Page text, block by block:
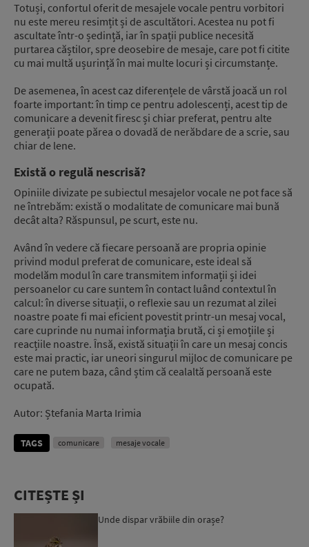
Totuși, confortul oferit de mesajele vocale pentru vorbitori
nu este mereu resimțit și de ascultători. Acestea nu pot fi
ascultate într-o ședință, iar în spații publice necesită
purtarea căștilor, spre deosebire de mesaje, care pot fi citite
cu mai multă ușurință în mai multe locuri și circumstanțe.
De asemenea, în acest caz diferențele de vârstă joacă un rol
foarte important: în timp ce pentru adolescenți, acest tip de
comunicare a devenit firesc și chiar preferat, pentru alte
generații poate părea o dovadă de nerăbdare de a scrie, sau
chiar de lene.
Există o regulă nescrisă?
Opiniile divizate pe subiectul mesajelor vocale ne pot face să
ne întrebăm: există o modalitate de comunicare mai bună
decât alta? Răspunsul, pe scurt, este nu.
Având în vedere că fiecare persoană are propria opinie
privind modul preferat de comunicare, este ideal să
modelăm modul în care transmitem informații și idei
persoanelor cu care suntem în contact luând contextul în
calcul: în diverse situații, o reflexie sau un rezumat al zilei
noastre poate fi mai eficient povestit printr-un mesaj vocal,
care cuprinde nu numai informația brută, ci și emoțiile și
reacțiile noastre. Însă, există situații în care un mesaj concis
este mai practic, iar uneori singurul mijloc de comunicare pe
care ne putem baza, când știm că cealaltă persoană este
ocupată.
Autor: Ștefania Marta Irimia
TAGS comunicare mesaje vocale
CITEȘTE ȘI
Unde dispar vrăbiile din orașe?